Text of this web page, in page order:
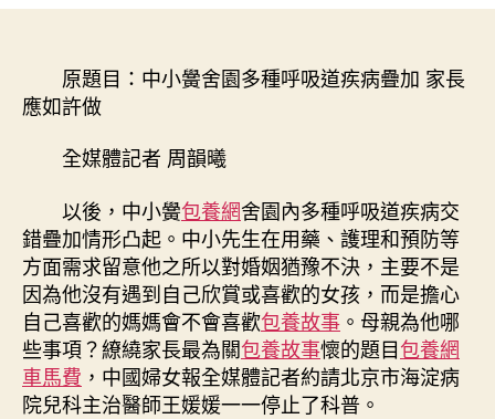
期
園
多
疾
病
疊
加
&#
一
包
養
原題目：中小黌舍園多種呼吸道疾病疊加 家長
應如許做
全媒體記者 周韻曦
以後，中小黌包養網舍園內多種呼吸道疾病交
錯疊加情形凸起。中小先生在用藥、護理和預防等
方面需求留意他之所以對婚姻猶豫不決，主要不是
因為他沒有遇到自己欣賞或喜歡的女孩，而是擔心
自己喜歡的媽媽會不會喜歡包養故事 。母親為他哪
些事項？繚繞家長最為關包養故事懷的題目包養網
車馬費 ，中國婦女報全媒體記者約請北京市海淀病
院兒科主治醫師王媛媛一一停止了科普。